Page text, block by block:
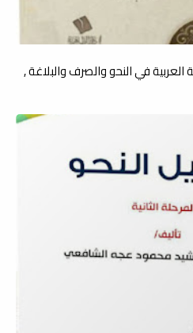
في النحو والصرف والبلاغة ,